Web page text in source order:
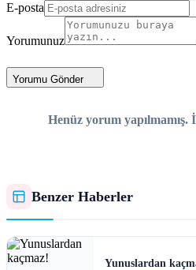
E-posta
Yorumunuz
Yorumu Gönder
Henüz yorum yapılmamış.
Benzer Haberler
Yunuslardan